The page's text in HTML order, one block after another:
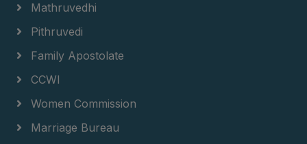
Mathruvedhi
Pithruvedi
Family Apostolate
CCWI
Women Commission
Marriage Bureau